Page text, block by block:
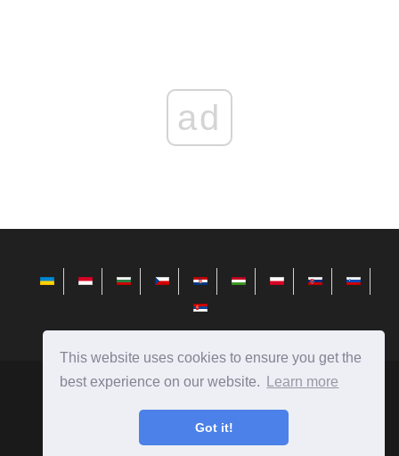
This website uses cookies to ensure you get the
best experience on our website.
Learn more
Got it!
ad
Savjeti za instaliranje, konfiguriranje i rad s Microsoft
Windowsom.